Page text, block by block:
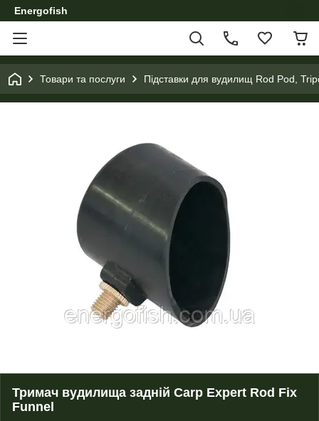
Energofish
Товари та послуги Підставки для вудилищ Rod Pod,
Тримач вудилища задній Carp Expert Rod Fix
Funnel